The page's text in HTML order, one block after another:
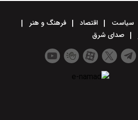
سیاست اقتصاد
فرهنگ و هنر
صدای شرق